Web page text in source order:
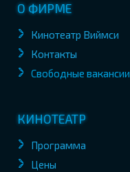
О ФИРМЕ
Кинотеатр Виймси
Контакты
Свободные вакансии
КИНОТЕАТР
Программа
Цены